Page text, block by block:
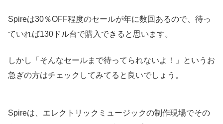
Spireは30％OFF程度のセールが年に数回あるので、待っ
ていれば130ドル台で購入できると思います。
しかし「そんなセールまで待ってられないよ！」というお
急ぎの方はチェックしてみてると良いでしょう。
Spireは、エレクトリックミュージックの制作現場でその